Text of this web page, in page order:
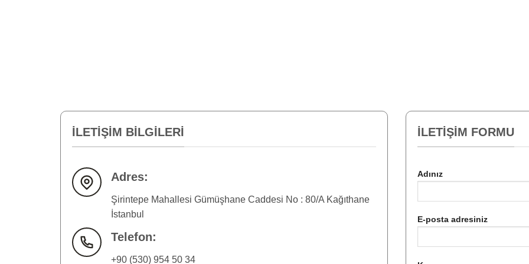
İLETIŞIM BILGILERI
Adres:
Şirintepe Mahallesi Gümüşhane Caddesi No : 80/A Kağıthane
İstanbul
Telefon:
+90 (530) 954 50 34
İLETIŞIM FORMU
Adınız
E-posta adresiniz